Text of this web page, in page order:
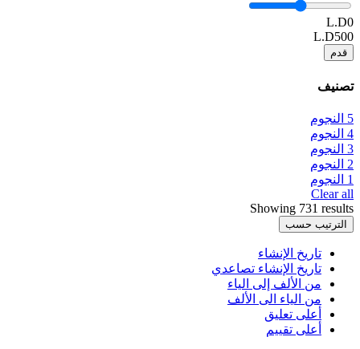
L.D0
L.D500
قدم
تصنيف
5 النجوم
4 النجوم
3 النجوم
2 النجوم
1 النجوم
Clear all
Showing 731 results
الترتيب حسب
تاريخ الإنشاء
تاريخ الإنشاء تصاعدي
من الألف إلى الياء
من الياء الى الألف
أعلى تعليق
أعلى تقييم